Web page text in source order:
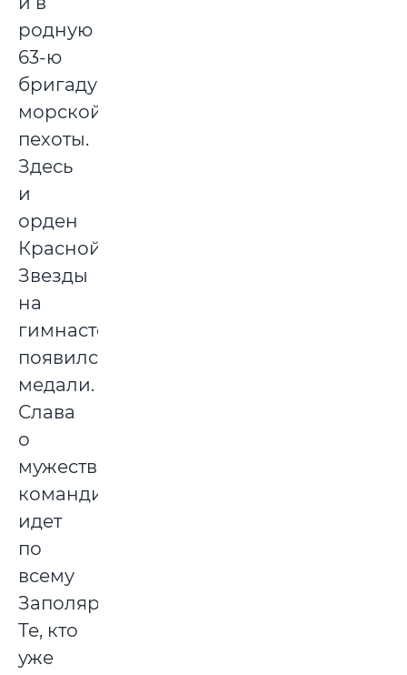
родную
63-ю
бригаду
морской
пехоты.
Здесь
и
орден
Красной
Звезды
на
гимнастерке
появился,
медали.
Слава
о
мужественном
командире
идет
по
всему
Заполярью.
Те, кто
уже